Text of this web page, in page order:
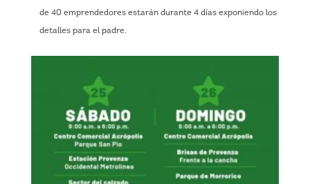
de 40 emprendedores estarán durante 4 días exponiendo los
detalles para el padre.